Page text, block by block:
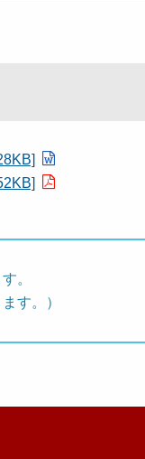
。
す。）